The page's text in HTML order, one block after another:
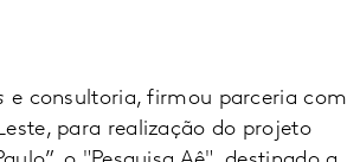
e consultoria, firmou parceria com
para realização do projeto